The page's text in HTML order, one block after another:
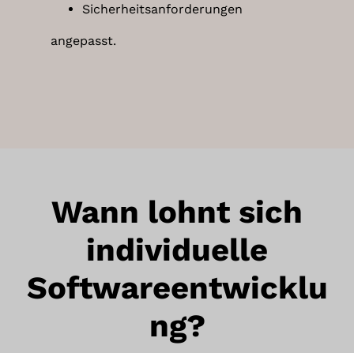
Sicherheitsanforderungen
angepasst.
Wann lohnt sich
individuelle
Softwareentwicklu
ng?